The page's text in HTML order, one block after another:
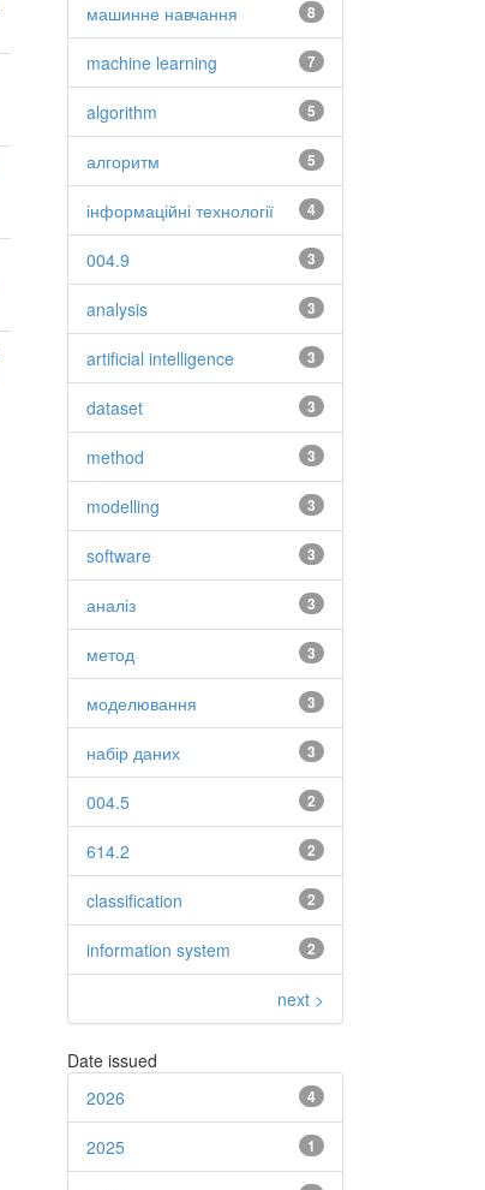
8
машинне навчання
7
machine learning
5
algorithm
5
алгоритм
4
інформаційні технології
3
004.9
3
analysis
3
artificial intelligence
3
dataset
3
method
3
modelling
3
software
3
аналіз
3
метод
3
моделювання
3
набір даних
2
004.5
2
614.2
2
classification
2
information system
next >
Date issued
4
2026
1
2025